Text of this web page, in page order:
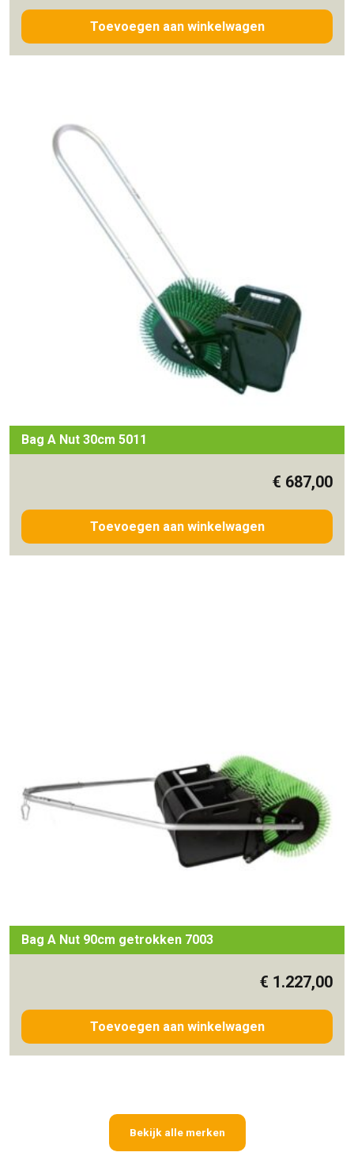
Toevoegen aan winkelwagen
Bag A Nut 30cm 5011
€ 687,00
Toevoegen aan winkelwagen
Bag A Nut 90cm getrokken 7003
€ 1.227,00
Toevoegen aan winkelwagen
Bekijk alle merken